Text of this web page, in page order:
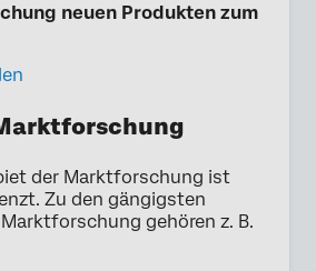
neuen Produkten zum
der Marktforschung ist
Zu den gängigsten
gehören z. B.